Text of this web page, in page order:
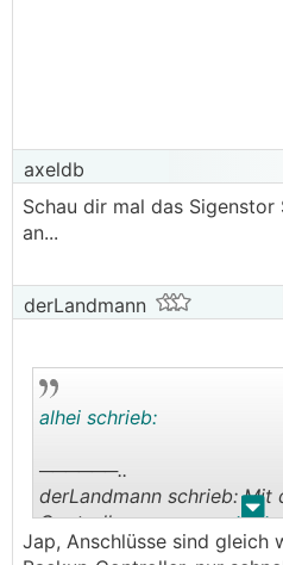
axeldb
Schau dir mal das
an...
derLandmann
. .
alhei schrieb:
──────..
derLandmann schrieb: Mit
Controller
───────────────
Jap, Anschlüsse sind gleich